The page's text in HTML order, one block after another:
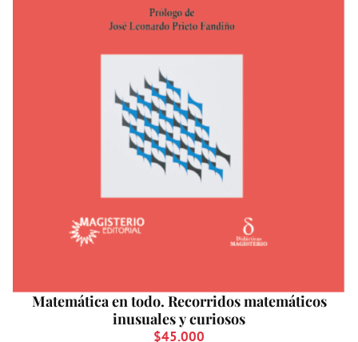
Matemática en todo. Recorridos matemáticos
inusuales y curiosos
$45.000